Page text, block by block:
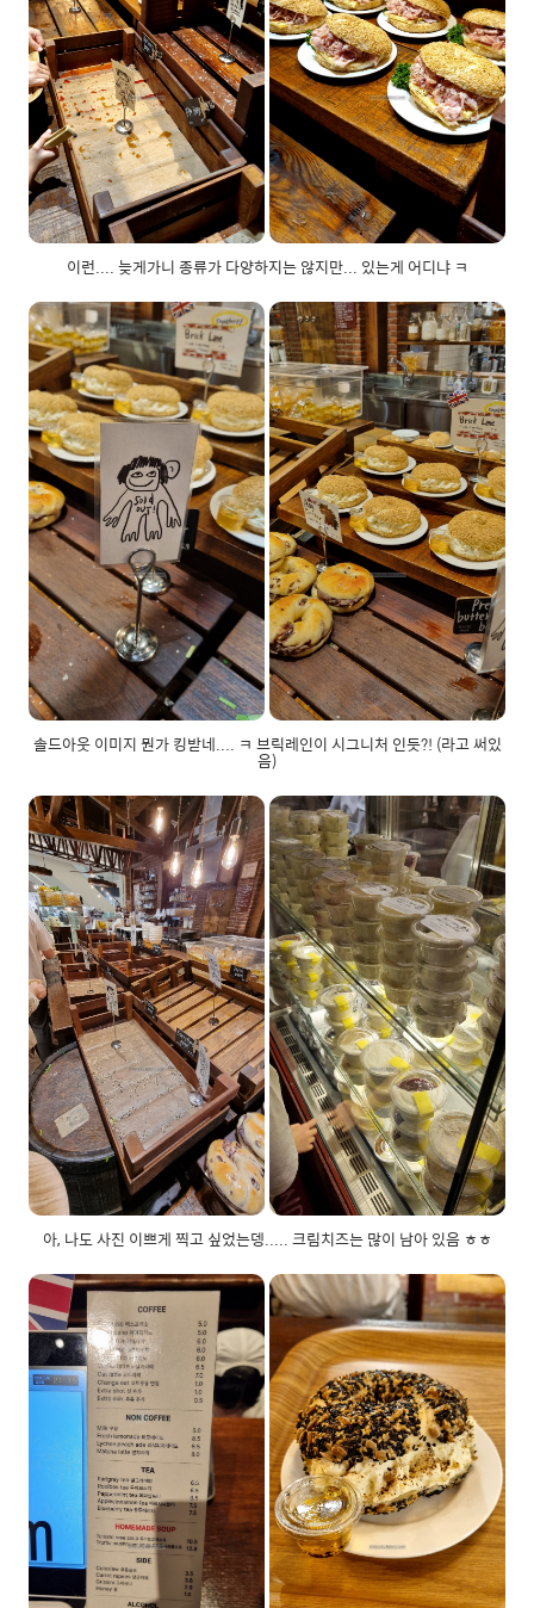
이런.... 늦게가니 종류가 다양하지는 않지만... 있는게 어디냐 ㅋ
솔드아웃 이미지 뭔가 킹받네.... ㅋ 브릭레인이 시그니처 인듯?! (라고 써있
음)
아, 나도 사진 이쁘게 찍고 싶었는뎅..... 크림치즈는 많이 남아 있음 ㅎㅎ